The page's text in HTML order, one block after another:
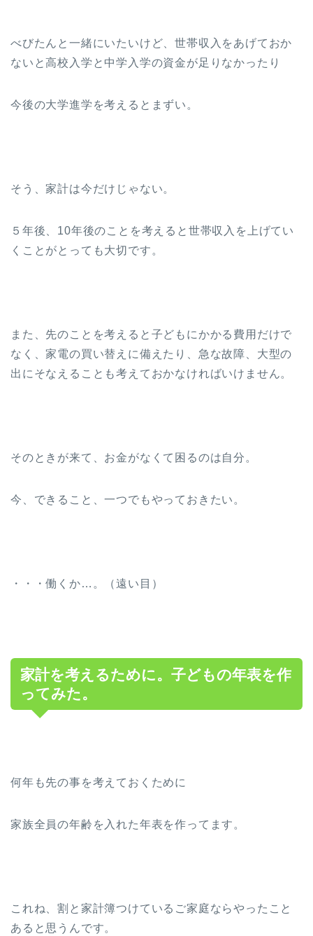
べびたんと一緒にいたいけど、世帯収入をあげておか
ないと高校入学と中学入学の資金が足りなかったり
今後の大学進学を考えるとまずい。
そう、家計は今だけじゃない。
５年後、10年後のことを考えると世帯収入を上げてい
くことがとっても大切です。
また、先のことを考えると子どもにかかる費用だけで
なく、家電の買い替えに備えたり、急な故障、大型の
出にそなえることも考えておかなければいけません。
そのときが来て、お金がなくて困るのは自分。
今、できること、一つでもやっておきたい。
・・・働くか…。（遠い目）
家計を考えるために。子どもの年表を作
ってみた。
何年も先の事を考えておくために
家族全員の年齢を入れた年表を作ってます。
これね、割と家計簿つけているご家庭ならやったこと
あると思うんです。